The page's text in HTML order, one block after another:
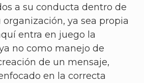
a su conducta dentro de
ya sea propia
entra en juego la
no como manejo de
de un mensaje,
en la correcta